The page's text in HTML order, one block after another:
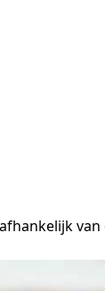
van